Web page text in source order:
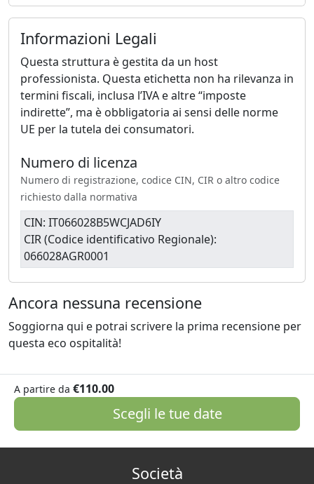
Informazioni Legali
Questa struttura è gestita da un host
professionista. Questa etichetta non ha rilevanza in
termini fiscali, inclusa l’IVA e altre “imposte
indirette”, ma è obbligatoria ai sensi delle norme
UE per la tutela dei consumatori.
Numero di licenza
Numero di registrazione, codice CIN, CIR o altro codice
richiesto dalla normativa
CIN: IT066028B5WCJAD6IY
CIR (Codice identificativo Regionale):
066028AGR0001
Ancora nessuna recensione
Soggiorna qui e potrai scrivere la prima recensione per
questa eco ospitalità!
A partire da €110.00
Scegli le tue date
Società